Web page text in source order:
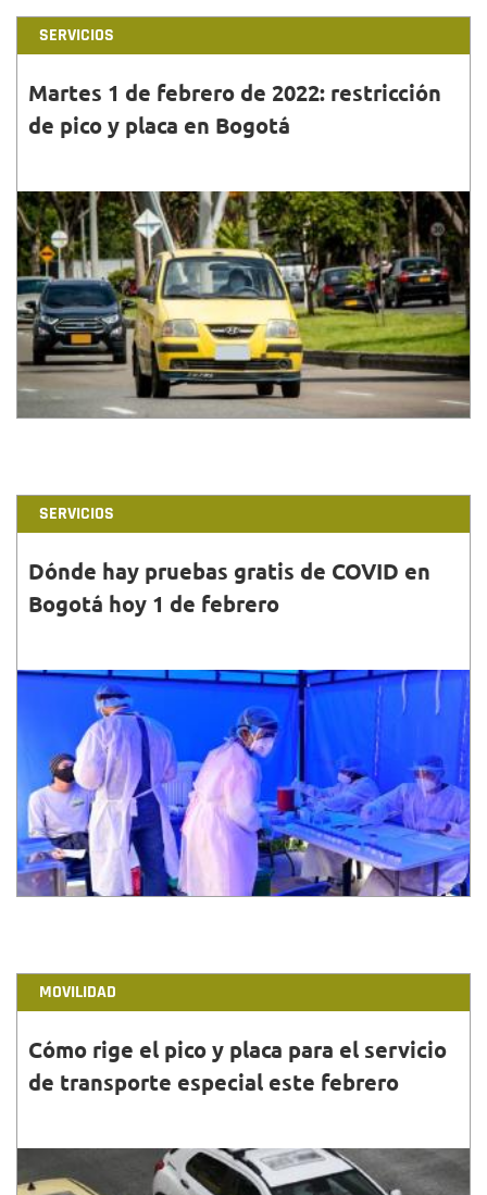
SERVICIOS
Martes 1 de febrero de 2022: restricción
de pico y placa en Bogotá
31•ENE•2022
Conoce los vehículos que tienen restricción de
movilidad relacionada con la medida de pico y placa
este martes 1 de febrero en Bogotá.
SERVICIOS
Dónde hay pruebas gratis de COVID en
Bogotá hoy 1 de febrero
31•ENE•2022
Aquí te compartimos los puntos y horarios
habilitados para la toma de prueba COVID -19 para
hoy 1 de febrero en Bogotá.
MOVILIDAD
Cómo rige el pico y placa para el servicio
de transporte especial este febrero
31•ENE•2022